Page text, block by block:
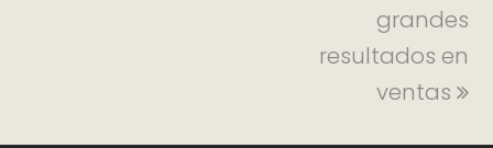
grandes
resultados en
ventas